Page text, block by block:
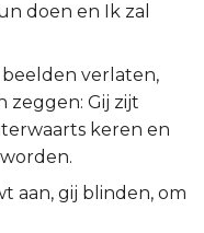
doen en Ik zal
beelden verlaten,
zeggen: Gij zijt
keren en
aan, gij blinden, om